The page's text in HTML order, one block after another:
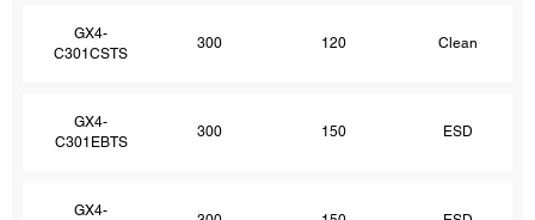
GX4-
C301CSTS
300 120 Clean
GX4-
C301EBTS
300 150 ESD
GX4-